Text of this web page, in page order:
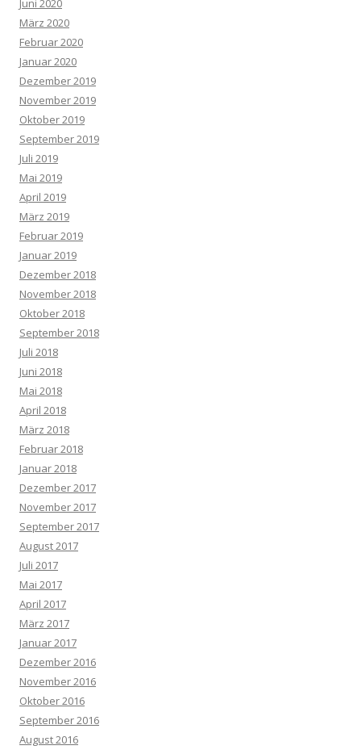
Juni 2020
März 2020
Februar 2020
Januar 2020
Dezember 2019
November 2019
Oktober 2019
September 2019
Juli 2019
Mai 2019
April 2019
März 2019
Februar 2019
Januar 2019
Dezember 2018
November 2018
Oktober 2018
September 2018
Juli 2018
Juni 2018
Mai 2018
April 2018
März 2018
Februar 2018
Januar 2018
Dezember 2017
November 2017
September 2017
August 2017
Juli 2017
Mai 2017
April 2017
März 2017
Januar 2017
Dezember 2016
November 2016
Oktober 2016
September 2016
August 2016